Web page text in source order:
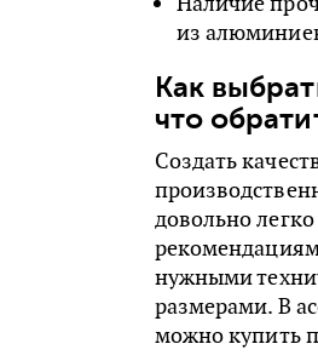
из
Как
что
Создать
довольно
нужными
размерами. В
можно купить